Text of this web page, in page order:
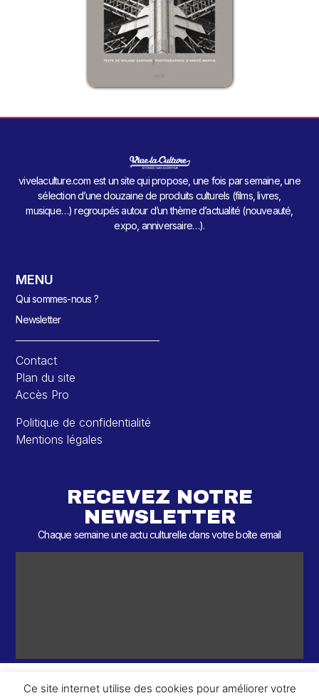
vivelaculture.com est un site qui propose, une fois par semaine, une
sélection d’une douzaine de produits culturels (films, livres,
musique…) regroupés autour d’un thème d’actualité (nouveauté,
expo, anniversaire…).
MENU
Qui sommes-nous ?
Newsletter
Contact
Plan du site
Accès Pro
Politique de confidentialité
Mentions légales
RECEVEZ NOTRE
NEWSLETTER
Chaque semaine une actu culturelle dans votre boîte email
Ce site internet utilise des cookies pour améliorer votre